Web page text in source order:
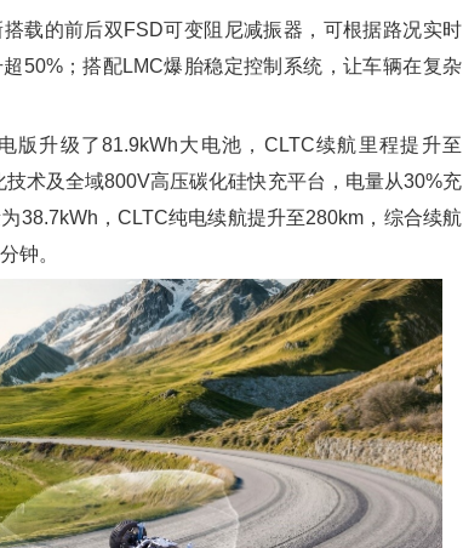
的前后双FSD可变阻尼减振器，可根据路况实时
50%；搭配LMC爆胎稳定控制系统，让车辆在复杂
升级了81.9kWh大电池，CLTC续航里程提升至
术及全域800V高压碳化硅快充平台，电量从30%充
38.7kWh，CLTC纯电续航提升至280km，综合续航
钟。